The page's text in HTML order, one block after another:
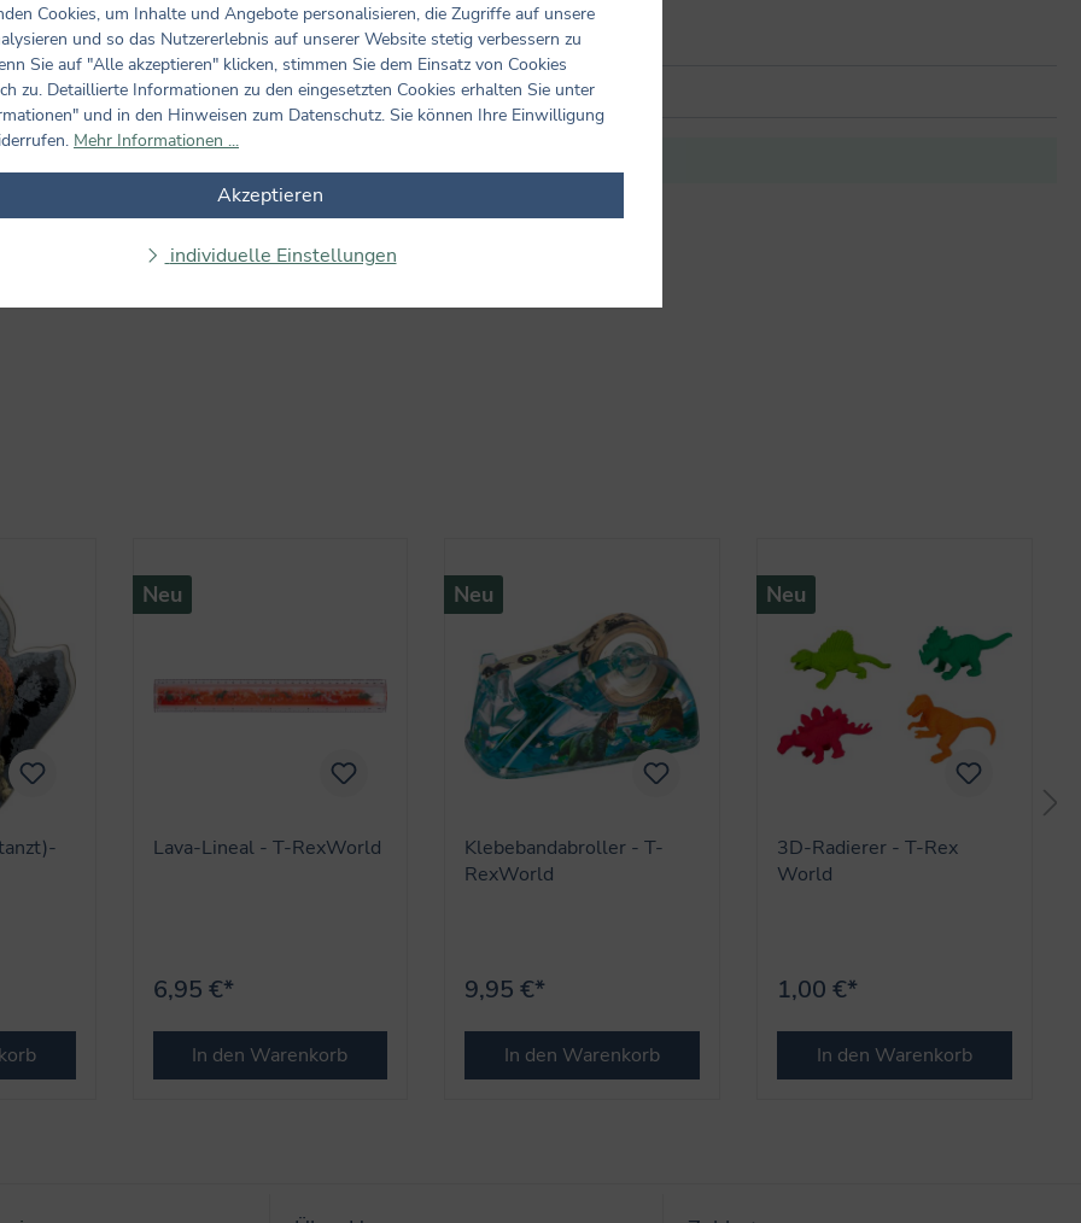
Bewertungen nur in der aktuellen Sprache anzeigen.
Neu
Lava-Lineal - T-RexWorld
6,95 €*
In den Warenkorb
Neu
Klebebandabroller - T-
RexWorld
9,95 €*
In den Warenkorb
Neu
3D-Radierer - T-Rex
World
1,00 €*
In den Warenkorb
Cookies, um Inhalte und Angebote personalisieren, die Zugriffe auf unsere
und so das Nutzererlebnis auf unserer Website stetig verbessern zu
Sie auf "Alle akzeptieren" klicken, stimmen Sie dem Einsatz von Cookies
zu. Detaillierte Informationen zu den eingesetzten Cookies erhalten Sie unter
und in den Hinweisen zum Datenschutz. Sie können Ihre Einwilligung
Mehr Informationen ...
Akzeptieren
individuelle Einstellungen